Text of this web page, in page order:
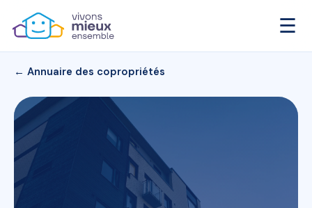
☰
← Annuaire des copropriétés